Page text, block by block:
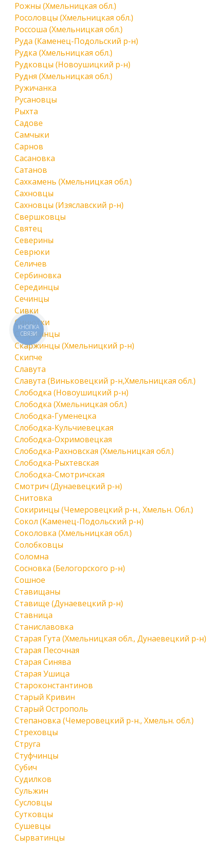
Рожны (Хмельницкая обл.)
Росоловцы (Хмельницкая обл.)
Россоша (Хмельницкая обл.)
Руда (Каменец-Подольский р-н)
Рудка (Хмельницкая обл.)
Рудковцы (Новоушицкий р-н)
Рудня (Хмельницкая обл.)
Ружичанка
Русановцы
Рыхта
Садове
Самчыки
Сарнов
Сасановка
Сатанов
Сахкамень (Хмельницкая обл.)
Сахновцы
Сахновцы (Изяславский р-н)
Свершковцы
Святец
Северины
Севрюки
Селичев
Сербиновка
Серединцы
Сечинцы
Сивки
Синютки
Скаржинцы
Скаржинцы (Хмельницкий р-н)
Скипче
Славута
Славута (Виньковецкий р-н,Хмельницкая обл.)
Слободка (Новоушицкий р-н)
Слободка (Хмельницкая обл.)
Слободка-Гуменецка
Слободка-Кульчиевецкая
Слободка-Охримовецкая
Слободка-Рахновская (Хмельницкая обл.)
Слободка-Рыхтевская
Слободка-Смотричская
Смотрич (Дунаевецкий р-н)
Снитовка
Сокиринцы (Чемеровецкий р-н., Хмельн. Обл.)
Сокол (Каменец-Подольский р-н)
Соколовка (Хмельницкая обл.)
Солобковцы
Соломна
Сосновка (Белогорского р-н)
Сошное
Ставищаны
Ставище (Дунаевецкий р-н)
Ставница
Станиславовка
Старая Гута (Хмельницкая обл., Дунаевецкий р-н)
Старая Песочная
Старая Синява
Старая Ушица
Староконстантинов
Старый Кривин
Старый Острополь
Степановка (Чемеровецкий р-н., Хмельн. обл.)
Стреховцы
Струга
Стуфчинцы
Субич
Судилков
Сульжин
Сусловцы
Сутковцы
Сушевцы
Сырватинцы
КНОПКА
СВЯЗИ